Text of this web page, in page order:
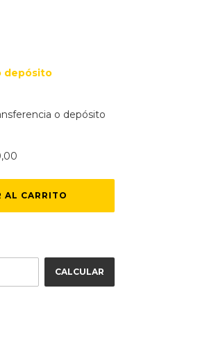
depósito
o depósito
CALCULAR